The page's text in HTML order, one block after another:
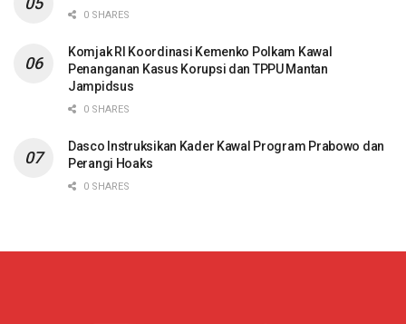
0 SHARES
Komjak RI Koordinasi Kemenko Polkam Kawal
Penanganan Kasus Korupsi dan TPPU Mantan
Jampidsus
0 SHARES
Dasco Instruksikan Kader Kawal Program Prabowo dan
Perangi Hoaks
0 SHARES